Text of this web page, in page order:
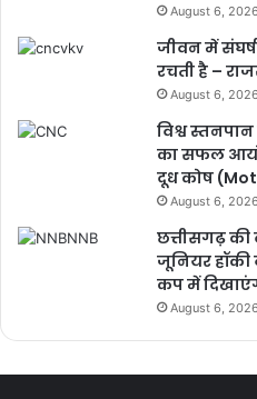
August 6, 2026
जीवन में
रचती है –
August 6, 2026
विश्व
का सफल
दूध कोष
August 6, 2026
छत्तीसगढ़ की
जूनियर हॉकी
कप में
August 6, 2026